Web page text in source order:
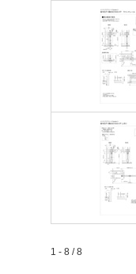
1 - 8 / 8